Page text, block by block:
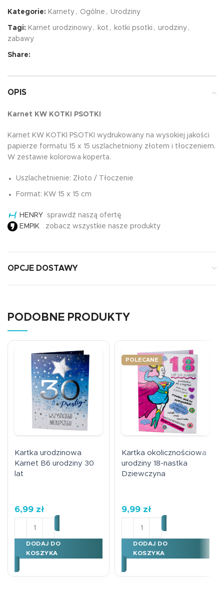
Kategorie: Karnety , Ogólne , Urodziny
Tagi: Karnet urodzinowy , kot , kotki psotki , urodziny ,
zabawy
Share:
OPIS
Karnet KW KOTKI PSOTKI
Karnet KW KOTKI PSOTKI wydrukowany na wysokiej jakości
papierze formatu 15 x 15 uszlachetniony złotem i tłoczeniem.
W zestawie kolorowa koperta.
Uszlachetnienie: Złoto / Tłoczenie
Format: KW 15 x 15 cm
HENRY sprawdź naszą ofertę
EMPIK zobacz wszystkie nasze produkty
OPCJE DOSTAWY
PODOBNE PRODUKTY
Kartka urodzinowa
Karnet B6 urodziny 30
lat
6,99 zł
DODAJ DO
KOSZYKA
POLECANE
Kartka okolicznościowa
urodziny 18-nastka
Dziewczyna
9,99 zł
DODAJ DO
KOSZYKA